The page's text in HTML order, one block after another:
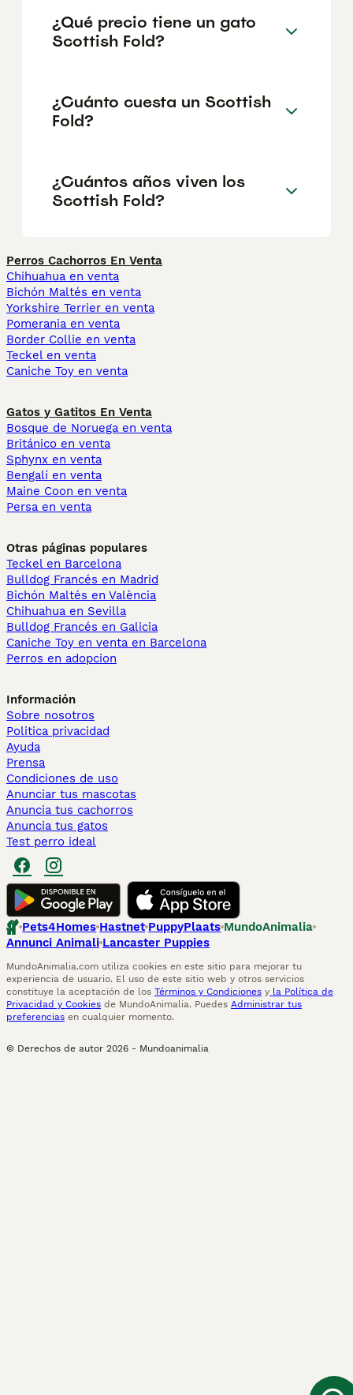
¿Qué precio tiene un gato
Scottish Fold?
¿Cuánto cuesta un Scottish
Fold?
¿Cuántos años viven los
Scottish Fold?
Perros Cachorros En Venta
Chihuahua en venta
Bichón Maltés en venta
Yorkshire Terrier en venta
Pomerania en venta
Border Collie en venta
Teckel en venta
Caniche Toy en venta
Gatos y Gatitos En Venta
Bosque de Noruega en venta
Británico en venta
Sphynx en venta
Bengalí en venta
Maine Coon en venta
Persa en venta
Otras páginas populares
Teckel en Barcelona
Bulldog Francés en Madrid
Bichón Maltés en València
Chihuahua en Sevilla
Bulldog Francés en Galicia
Caniche Toy en venta en Barcelona
Perros en adopcion
Información
Sobre nosotros
Politica privacidad
Ayuda
Prensa
Condiciones de uso
Anunciar tus mascotas
Anuncia tus cachorros
Anuncia tus gatos
Test perro ideal
Pets4Homes Hastnet PuppyPlaats MundoAnimalia
Annunci Animali Lancaster Puppies
MundoAnimalia.com utiliza cookies en este sitio para mejorar tu
experiencia de usuario. El uso de este sitio web y otros servicios
constituye la aceptación de los Términos y Condiciones y la Política de
Privacidad y Cookies de MundoAnimalia. Puedes Administrar tus
preferencias en cualquier momento.
© Derechos de autor 2026 - Mundoanimalia